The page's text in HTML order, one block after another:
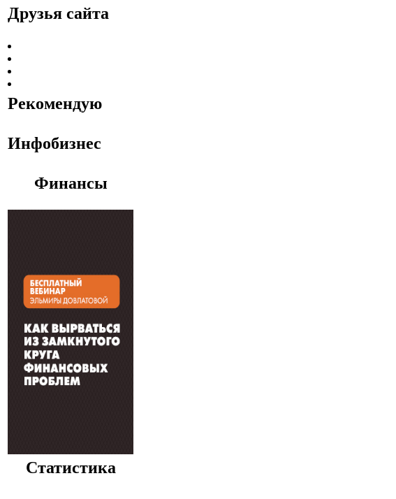
Друзья сайта
Рекомендую
Инфобизнес
Финансы
Статистика